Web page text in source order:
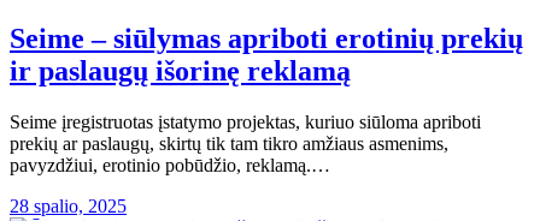
Seime – siūlymas apriboti erotinių prekių
ir paslaugų išorinę reklamą
Seime įregistruotas įstatymo projektas, kuriuo siūloma apriboti
prekių ar paslaugų, skirtų tik tam tikro amžiaus asmenims,
pavyzdžiui, erotinio pobūdžio, reklamą.…
28 spalio, 2025